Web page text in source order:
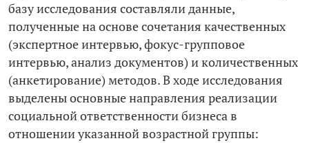
базу исследования составляли данные,
полученные на основе сочетания качественных
(экспертное интервью, фокус-­групповое
интервью, анализ документов) и количественных
(анкетирование) методов. В ходе исследования
выделены основные направления реализации
социальной ответственности бизнеса в
отношении указанной возрастной группы: